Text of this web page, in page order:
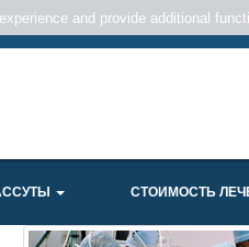
СТОИМОСТЬ
and provide additional